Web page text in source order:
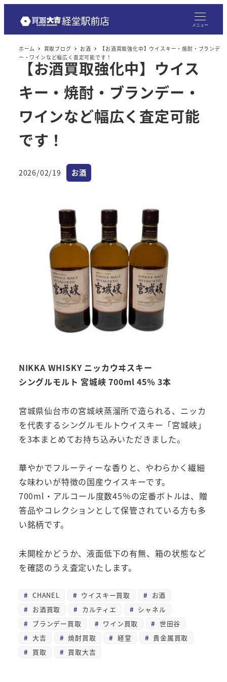
メニュー
ホーム 買取ブログ お酒
【お酒買取強化中】ウイスキー・焼酎・ブランデ
ー・ワインなど幅広く査定可能です！
【お酒買取強化中】ウイス
キー・焼酎・ブランデー・
ワインなど幅広く査定可能
です！
投稿日
2026/02/19 カテゴリー
お酒
NIKKA WHISKY ニッカウヰスキー
シングルモルト 宮城峡 700ml 45％ 3本
宮城県仙台市の宮城峡蒸溜所で造られる、ニッカ
を代表するシングルモルトウイスキー「宮城峡」
を3本まとめてお持ち込みいただきました。
華やかでフルーティーな香りと、やわらかく繊細
な味わいが特徴の国産ウイスキーです。
700ml・アルコール度数45％の定番ボトルは、贈
答品やコレクションとして保管されている方も多
い銘柄です。
未開栓かどうか、液面低下の有無、箱の状態など
を確認のうえ査定いたします。
CHANEL ウイスキー買取
お酒
お酒買取
カルティエ
シャネル
ブランデー買取
ワイン買取
世田谷
大吉
焼酎買取 経堂
貴金属買取
買取
買取大吉